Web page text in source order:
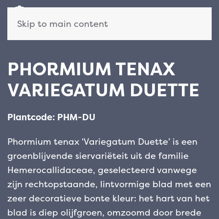
Skip to main content
PHORMIUM TENAX
VARIEGATUM DUETTE
Plantcode: PHM-DU
Phormium tenax ‘Variegatum Duette’ is een
groenblijvende siervariëteit uit de familie
Hemerocallidaceae, geselecteerd vanwege
zijn rechtopstaande, lintvormige blad met een
zeer decoratieve bonte kleur: het hart van het
blad is diep olijfgroen, omzoomd door brede